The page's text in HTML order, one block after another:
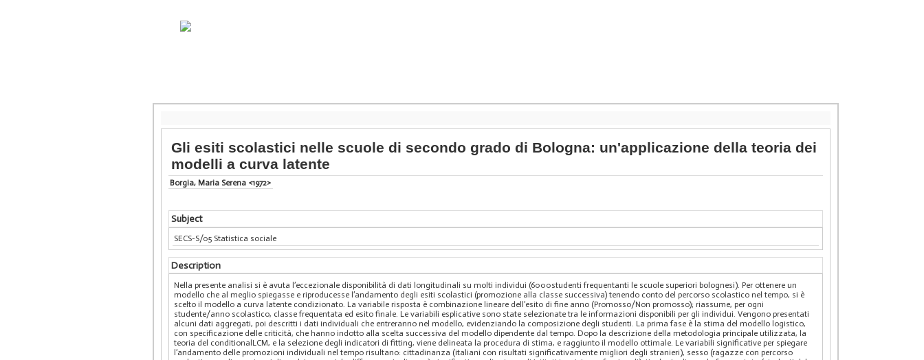
Gli esiti scolastici nelle scuole di secondo grado di Bologna: un'applicazione della teoria dei
modelli a curva latente
Borgia, Maria Serena <1972>
Subject
SECS-S/05 Statistica sociale
Description
Nella presente analisi si è avuta l’eccezionale disponibilità di dati longitudinali su molti individui (6000studenti frequentanti le scuole superiori bolognesi). Per ottenere un
modello che al meglio spiegasse e riproducesse l’andamento degli esiti scolastici (promozione alla classe successiva) tenendo conto del percorso scolastico nel tempo, si è
scelto il modello a curva latente condizionato. La variabile risposta è combinazione lineare dell’esito di fine anno (Promosso/Non promosso); riassume, per ogni
studente/anno scolastico, classe frequentata ed esito finale. Le variabili esplicative sono state selezionate tra le informazioni disponibili per gli individui. Vengono presentati
alcuni dati aggregati, poi descritti i dati individuali che entreranno nel modello, evidenziando la composizione degli studenti. La prima fase è la stima del modello logistico,
con specificazione delle criticità, che hanno indotto alla scelta successiva del modello dipendente dal tempo. Dopo la descrizione della metodologia principale utilizzata, la
teoria del conditionalLCM, e la selezione degli indicatori di fitting, viene delineata la procedura di stima, e raggiunto il modello ottimale. Le variabili significative per spiegare
l’andamento delle promozioni individuali nel tempo risultano: cittadinanza (italiani con risultati significativamente migliori degli stranieri), sesso (ragazze con percorso